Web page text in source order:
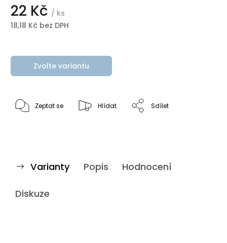
22 Kč / ks
18,18 Kč bez DPH
Zvolte variantu
Zeptat se Hlídat Sdílet
Varianty Popis Hodnocení
Diskuze